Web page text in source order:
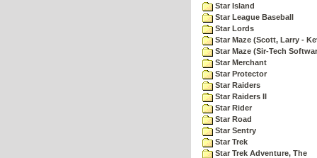
Star Island
Star League Baseball
Star Lords
Star Maze (Scott, Larry -
Star Maze (Sir-Tech
Star Merchant
Star Protector
Star Raiders
Star Raiders II
Star Rider
Star Road
Star Sentry
Star Trek
Star Trek Adventure, The